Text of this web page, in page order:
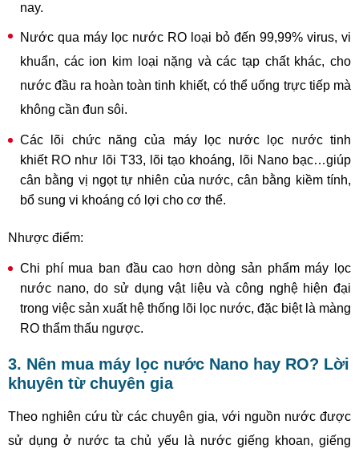
nay.
Nước qua máy lọc nước RO loại bỏ đến 99,99% virus, vi
khuẩn, các ion kim loại nặng và các tạp chất khác, cho
nước đầu ra hoàn toàn tinh khiết, có thể uống trực tiếp mà
không cần đun sôi.
Các lõi chức năng của máy lọc nước lọc nước tinh
khiết RO như lõi T33, lõi tạo khoáng, lõi Nano bạc…giúp
cân bằng vị ngọt tự nhiên của nước, cân bằng kiềm tính,
bổ sung vi khoáng có lợi cho cơ thể.
Như​ợc điểm:
Chi phí mua ban đầu cao hơn dòng sản phẩm máy lọc
nước nano, do sử dụng vật liệu và công nghệ hiện đại
trong việc sản xuất hệ thống lõi lọc nước, đặc biệt là màng
RO thẩm thấu ngược.
3. Nên mua máy lọc nước Nano hay RO? Lời
khuyên từ chuyên gia
Theo nghiên cứu từ các chuyên gia, với nguồn nước được
sử dụng ở nước ta chủ yếu là nước giếng khoan, giếng